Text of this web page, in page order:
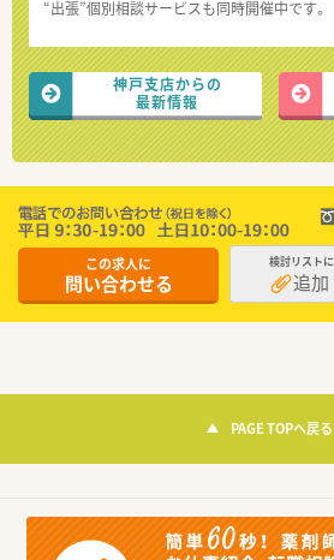
“出張”個別相談サービスも同時開催中です。
神戸支店からの
最新情報
この求人に
問い合わせる
検討リストに
追加
PAGE TOPへ戻る